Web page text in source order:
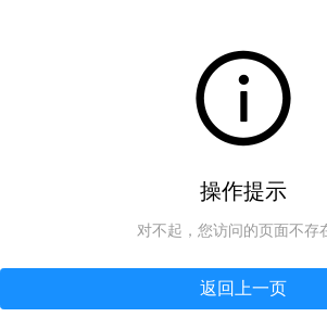
操作提示
对不起，您访问的页面不存
返回上一页